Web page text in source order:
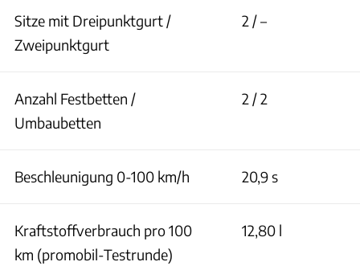
Sitze mit Dreipunktgurt /
Zweipunktgurt
2 / –
Anzahl Festbetten /
Umbaubetten
2 / 2
Beschleunigung 0-100 km/h 20,9 s
Kraftstoffverbrauch pro 100
km (promobil-Testrunde)
12,80 l